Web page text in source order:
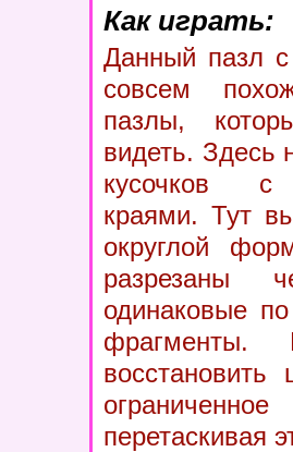
Как играть:
Данный пазл
совсем
пазлы,
видеть. Здесь
кусочков с
краями. Тут
округлой
разрезаны
одинаковые
восстановить
перетаскивая